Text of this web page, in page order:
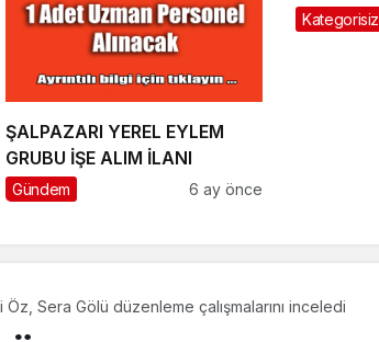
ŞALPAZARI YEREL EYLEM
GRUBU İŞE ALIM İLANI
Gündem 6 ay önce
verildi
Kategorisiz
Sera Gölü düzenleme çalışmalarını inceledi